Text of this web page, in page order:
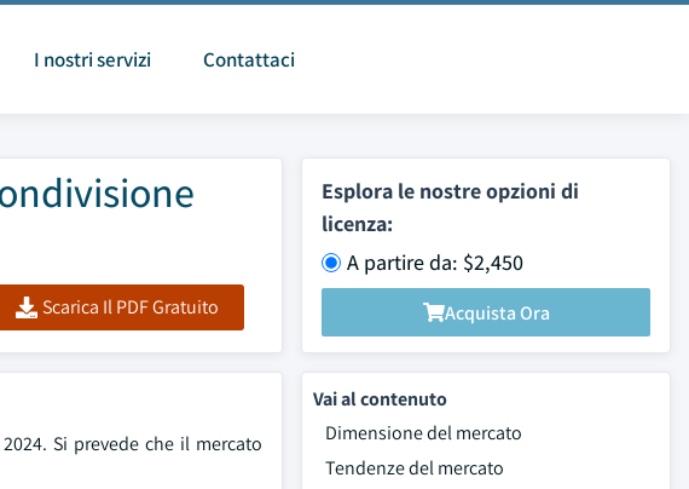
I nostri servizi Contattaci
Scarica Il PDF Gratuito
Esplora le nostre opzioni di
licenza:
A partire da: $2,450
Acquista Ora
Si prevede che il mercato
Vai al contenuto
Dimensione del mercato
Tendenze del mercato